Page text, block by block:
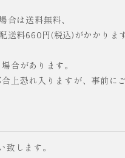
合は送料無料、
送料660円(税込)がかかりま
合があります。
上恐れ入りますが、事前に
致します。